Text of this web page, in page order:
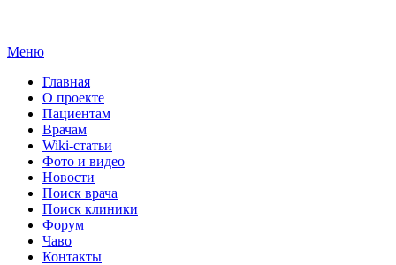
Меню
Главная
О проекте
Пациентам
Врачам
Wiki-статьи
Фото и видео
Новости
Поиск врача
Поиск клиники
Форум
Чаво
Контакты